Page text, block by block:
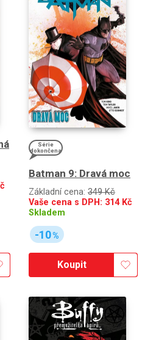
Série
dokončena
Batman 9: Dravá moc
Základní cena: 349 Kč
Vaše cena s DPH: 314Kč
Skladem
-10%
Koupit